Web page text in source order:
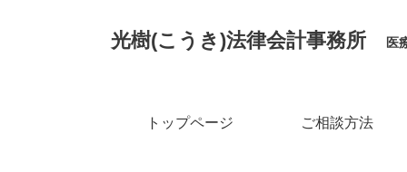
光樹(こうき)法律会計事務所 医
トップページ ご相談方法